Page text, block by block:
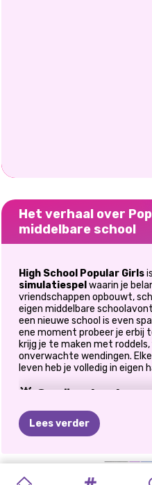
Het verhaal over
middelbare school
High School Popular Girls
simulatiespel waarin je
vriendschappen opbouwt,
eigen middelbare
een nieuwe school is even
ene moment probeer je erbij
krijg je te maken met
onverwachte wendingen.
leven heb je volledig in eigen
🌟 Creëer je eigen
Elke keuze beïnvloedt je
Bepaal hoe je op je
Lees verder
TERUG
SCHURKEN